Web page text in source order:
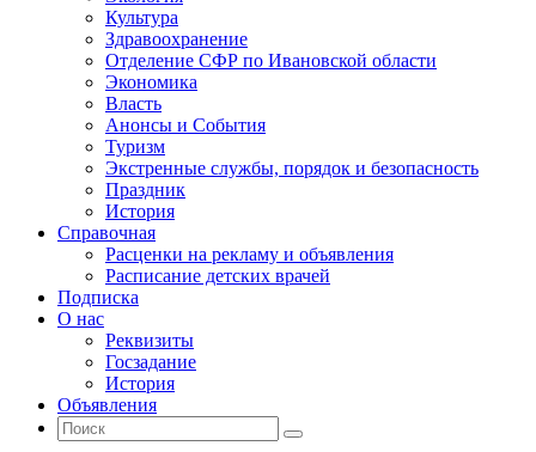
Культура
Здравоохранение
Отделение СФР по Ивановской области
Экономика
Власть
Анонсы и События
Туризм
Экстренные службы, порядок и безопасность
Праздник
История
Справочная
Расценки на рекламу и объявления
Расписание детских врачей
Подписка
О нас
Реквизиты
Госзадание
История
Объявления
Поиск
Искать:
Поиск